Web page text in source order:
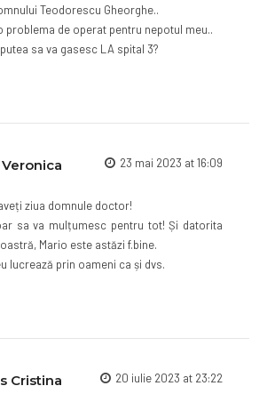
Teodorescu Gheorghe..
problema de operat pentru nepotul meu..
sa va gasesc LA spital 3?
23 mai 2023 at 16:09
ziua domnule doctor!
sa va mulțumesc pentru tot! Și datorita
Mario este astăzi f.bine.
lucrează prin oameni ca și dvs.
Cristina 20 iulie 2023 at 23:22